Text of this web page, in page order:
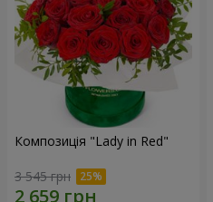
Композиція "Lady in Red"
3 545 грн